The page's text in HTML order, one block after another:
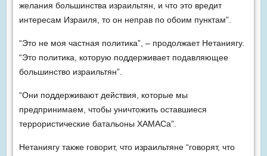
желания большинства израильтян, и что это вредит
интересам Израиля, то он неправ по обоим пунктам”.
“Это не моя частная политика”, – продолжает Нетаниягу.
“Это политика, которую поддерживает подавляющее
большинство израильтян”.
“Они поддерживают действия, которые мы
предпринимаем, чтобы уничтожить оставшиеся
террористические батальоны ХАМАСа”.
Нетаниягу также говорит, что израильтяне “говорят, что